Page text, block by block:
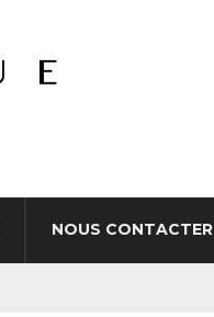
NOUS CONTACTER